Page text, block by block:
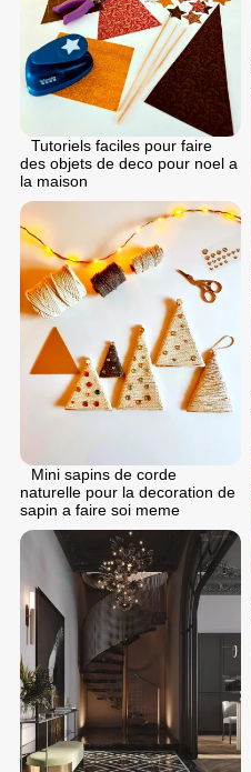
Tutoriels faciles pour faire
des objets de deco pour noel a
la maison
Mini sapins de corde
naturelle pour la decoration de
sapin a faire soi meme